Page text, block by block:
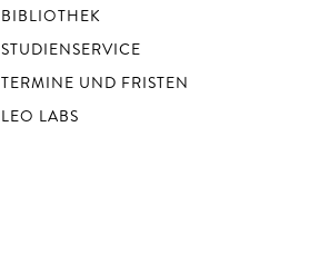
BIBLIOTHEK
STUDIENSERVICE
TERMINE UND FRISTEN
LEO LABS